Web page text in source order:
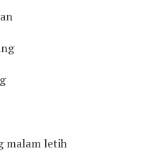
malam letih